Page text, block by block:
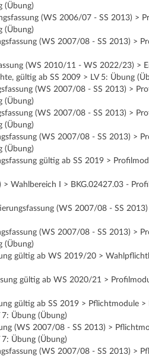
(Übung)
(WS 2006/07 - SS 2013) >
(Übung)
(WS 2007/08 - SS 2013) >
(WS 2010/11 - WS 2022/23) >
gültig ab SS 2009 > LV 5: Übung
(WS 2007/08 - SS 2013) >
(Übung)
(WS 2007/08 - SS 2013) >
(Übung)
(WS 2007/08 - SS 2013) >
(Übung)
gültig ab SS 2019 >
I > BKG.02427.03 -
(WS 2007/08 - SS
(WS 2007/08 - SS 2013) >
(Übung)
gültig ab WS 2019/20 >
gültig ab WS 2020/21 >
gültig ab SS 2019 > Pflichtmodule >
Übung (Übung)
(WS 2007/08 - SS 2013) >
Übung (Übung)
(WS 2007/08 - SS 2013) >